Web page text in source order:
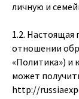
личную и
1.2. Настоящая
отношении
«Политика») и
может
http://